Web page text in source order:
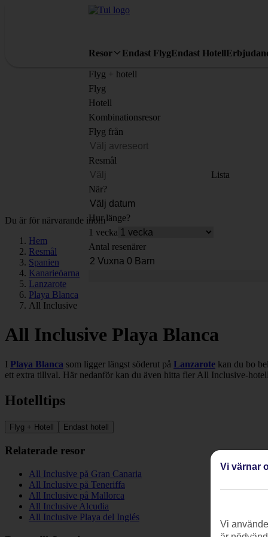
Resor Endast FlygEndast Hotell
Flyg + hotell
Flyg
Hotell
Kombinationsresor
Flyg från
Resmål
Lista
När?
Hur länge?
1 vecka
Antal resenärer
Du är för närvarande inom
Hem
Resmål
Spanien
Kanarieöarna
Lanzarote
Playa Blanca
All Inclusive
All Inclusive Playa Blanca
I Playa Blanca som ligger längst söderut på Lanzarote kan du bo
ett extra tillval. Här nedanför kan du även hitta fler All Inclusive-
Hotelltips
Flyg + Hotell Endast hotell
Relaterade resor
All Inclusive på Gran Canaria
All Inclusive på Teneriffa
All Inclusive på Mallorca
All Inclusive Alcudia
All Inclusive Playa del Inglés
Vi värnar
Vi